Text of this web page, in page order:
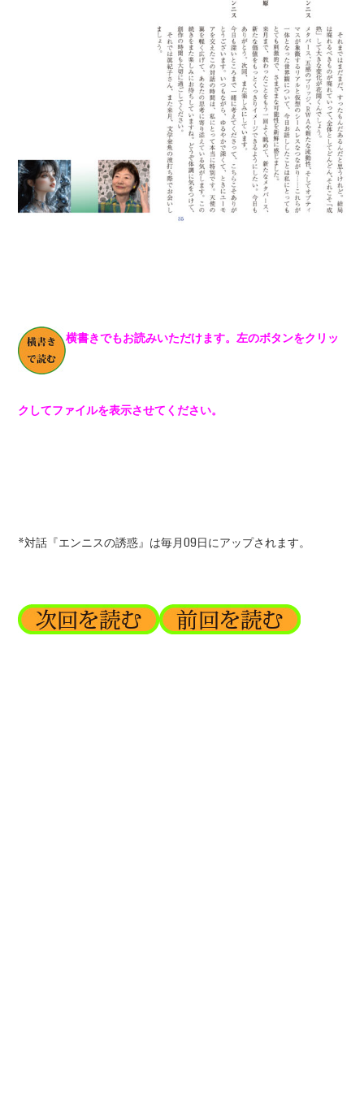
横書きでもお読みいただけます。左のボタンをクリッ
クしてファイルを表示させてください。
*対話『エンニスの誘惑』は毎月09日にアップされます。